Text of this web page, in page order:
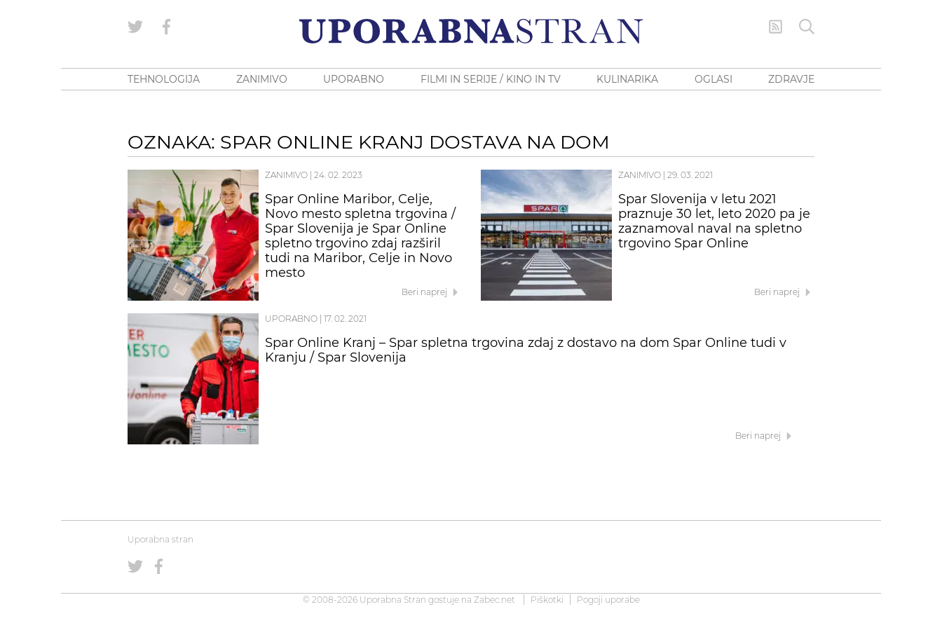
TEHNOLOGIJA ZANIMIVO UPORABNO FILMI IN SERIJE / KINO IN TV KULINARIKA OGLASI ZDRAVJE
OZNAKA: SPAR ONLINE KRANJ DOSTAVA NA DOM
ZANIMIVO 24. 02. 2023
Spar Online Maribor, Celje,
Novo mesto spletna trgovina /
Spar Slovenija je Spar Online
spletno trgovino zdaj razširil
tudi na Maribor, Celje in Novo
mesto
Beri naprej
ZANIMIVO| 29. 03. 2021
Spar Slovenija v letu 2021
praznuje 30 let, leto 2020 pa je
zaznamoval naval na spletno
trgovino Spar Online
Beri naprej
UPORABNO 17. 02. 2021
Spar Online Kranj – Spar spletna trgovina zdaj z dostavo na dom Spar Online tudi v
Kranju / Spar Slovenija
Beri naprej
Uporabna stran
© 2008-2026 Uporabna Stran gostuje na Zabec.net Piškotki Pogoji uporabe